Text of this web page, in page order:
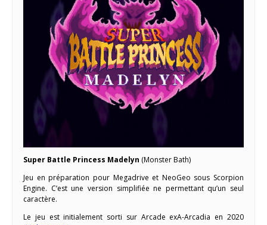
Super Battle Princess Madelyn (Monster Bath)
Jeu en préparation pour Megadrive et NeoGeo sous Scorpion
Engine. C’est une version simplifiée ne permettant qu’un seul
caractère.
Le jeu est initialement sorti sur Arcade exA-Arcadia en 2020